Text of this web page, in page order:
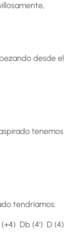
desde el
tenemos
tendríamos:
(+4) Db (4’) D (4)